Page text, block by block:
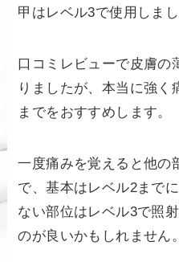
甲はレベル3で使用しまし
口コミレビューで皮膚の
りましたが、本当に強く
までをおすすめします。
一度痛みを覚えると他の
で、基本はレベル2まで
ない部位はレベル3で照
のが良いかもしれません。